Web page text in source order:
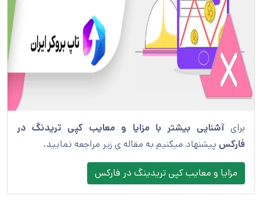
برایآشنایی بیشتر با مزایا و معایب کپی تریدنگ در
فارکس پیشنهاد میکنیم به مقاله ی زیر مراجعه نمایید.
مزایا و معایب کپی تریدینگ در فارکس